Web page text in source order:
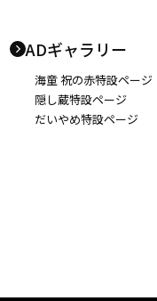
ADギャラリー
海童 祝の赤特設ページ
隠し蔵特設ページ
だいやめ特設ページ